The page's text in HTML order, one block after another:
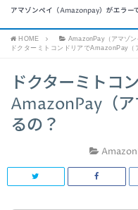
アマゾンペイ（Amazonpay）がエラー
HOME
AmazonPay（アマゾン
ドクターミトコンドリアでAmazonPay（
ドクターミトコ
AmazonPay（
るの？